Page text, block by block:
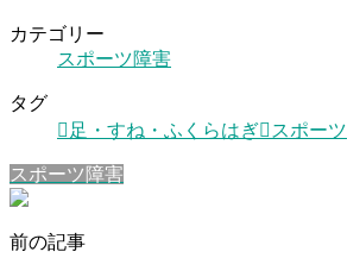
カテゴリー
スポーツ障害
タグ
足・すね・ふくらはぎ
スポーツ
スポーツ障害
前の記事